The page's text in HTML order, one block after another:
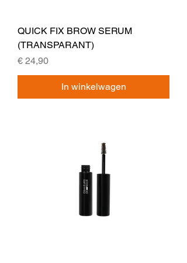
QUICK FIX BROW SERUM
(TRANSPARANT)
Prijs
€ 24,90
In winkelwagen